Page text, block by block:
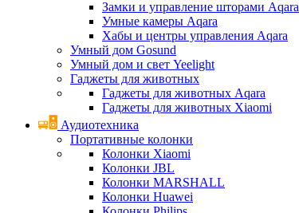
Замки и управление шторами Aqara
Умные камеры Aqara
Хабы и центры управления Aqara
Умный дом Gosund
Умный дом и свет Yeelight
Гаджеты для животных
Гаджеты для животных Aqara
Гаджеты для животных Xiaomi
Аудиотехника
Портативные колонки
Колонки Xiaomi
Колонки JBL
Колонки MARSHALL
Колонки Huawei